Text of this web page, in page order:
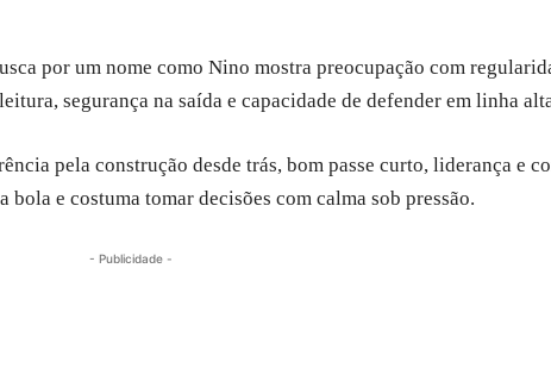
por um nome como Nino mostra preocupação com
segurança na saída e capacidade de defender em linha
pela construção desde trás, bom passe curto, liderança e
e costuma tomar decisões com calma sob pressão.
- Publicidade -